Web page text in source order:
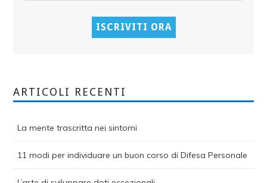
ARTICOLI RECENTI
La mente trascritta nei sintomi
11 modi per individuare un buon corso di Difesa Personale